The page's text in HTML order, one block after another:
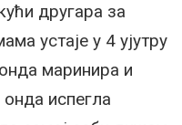
другара за
устаје у 4 ујутру
маринира и
испегла